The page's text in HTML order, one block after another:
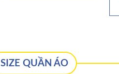
SIZE QUẦN ÁO